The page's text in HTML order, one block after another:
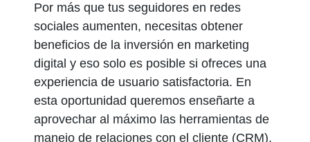
Por más que tus seguidores en redes
sociales aumenten, necesitas obtener
beneficios de la inversión en marketing
digital y eso solo es posible si ofreces una
experiencia de usuario satisfactoria. En
esta oportunidad queremos enseñarte a
aprovechar al máximo las herramientas de
manejo de relaciones con el cliente (CRM),